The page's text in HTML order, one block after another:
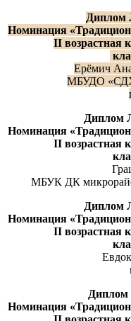
Диплом
Номинация
II возрастная
Ерёмич
МБУДО
Диплом
Номинация
II возрастная
МБУК ДК
Диплом
Номинация
II возрастная
Диплом
Номинация